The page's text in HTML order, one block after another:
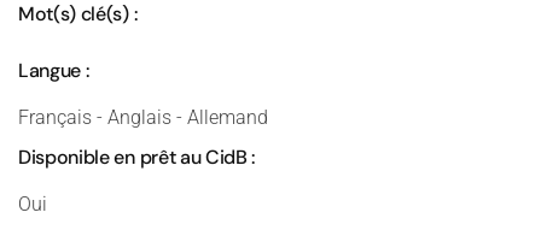
Mot(s) clé(s) :
Langue :
Français - Anglais - Allemand
Disponible en prêt au CidB :
Oui